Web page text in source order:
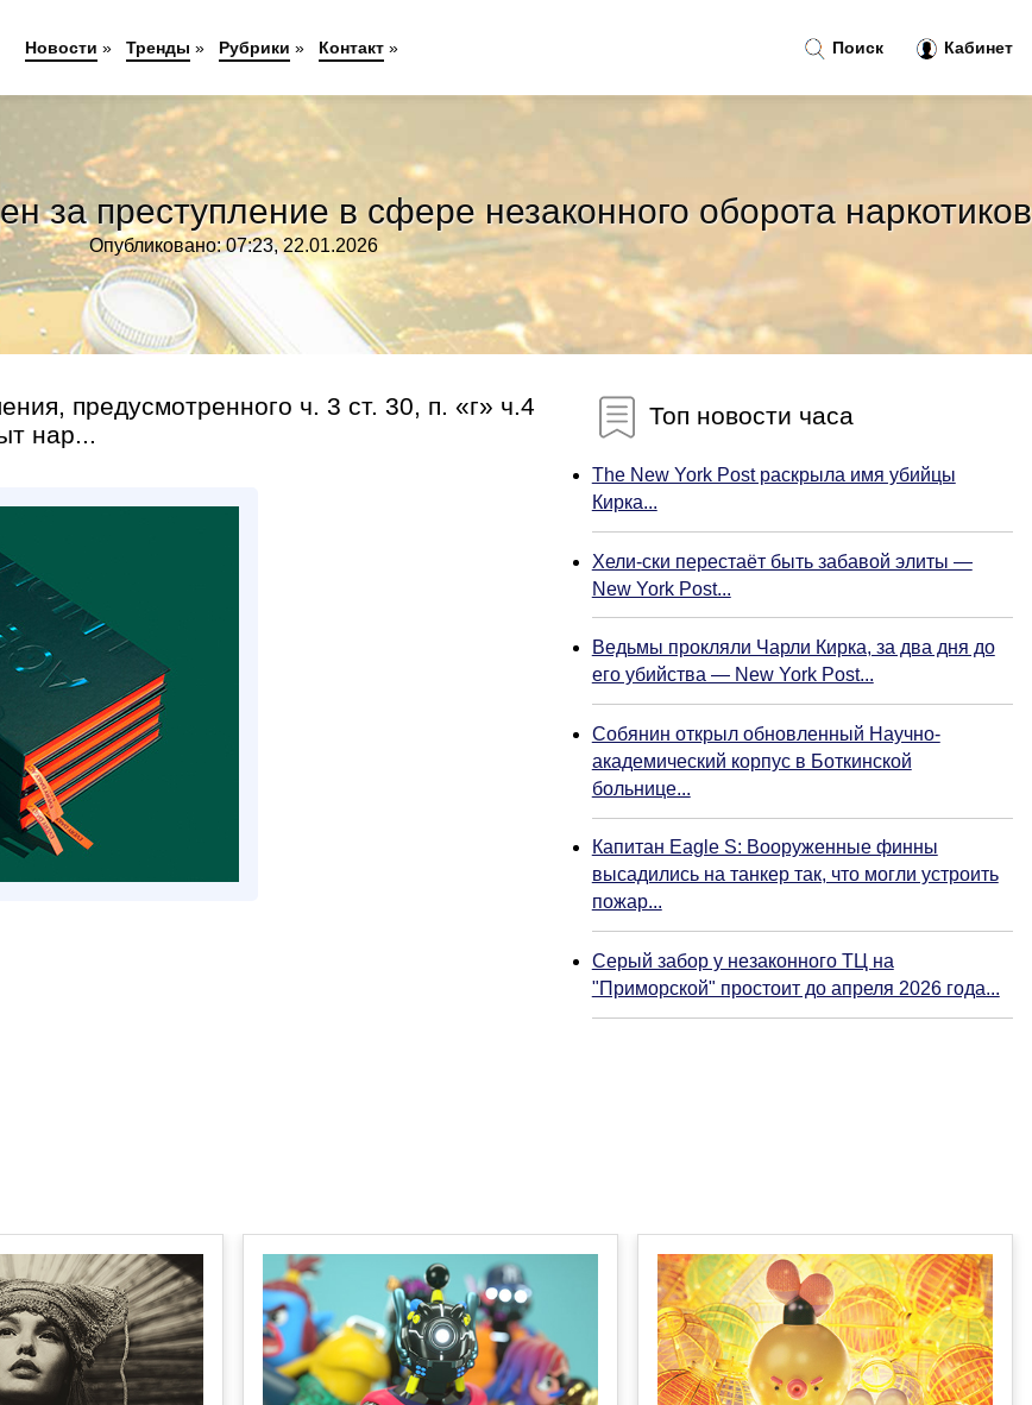
за преступление в сфере незаконного оборота наркотиков
Опубликовано: 07:23, 22.01.2026
предусмотренного ч. 3 ст. 30, п. «г» ч.4
нар...
Топ новости часа
The New York Post раскрыла имя убийцы
Кирка...
Хели-ски перестаёт быть забавой элиты —
New York Post...
Ведьмы прокляли Чарли Кирка, за два дня до
его убийства — New York Post...
Собянин открыл обновленный Научно-
академический корпус в Боткинской
больнице...
Капитан Eagle S: Вооруженные финны
высадились на танкер так, что могли устроить
пожар...
Серый забор у незаконного ТЦ на
"Приморской" простоит до апреля 2026 года...
Поиск Кабинет
Новости » Тренды » Рубрики » Контакт»